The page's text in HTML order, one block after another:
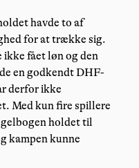
havde to af
for at trække sig.
ikke fået løn og den
en godkendt DHF-
derfor ikke
Med kun fire spillere
holdet til
kampen kunne